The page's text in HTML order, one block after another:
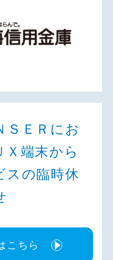
ＳＥＲにお
Ｘ端末から
スの臨時休
こちら